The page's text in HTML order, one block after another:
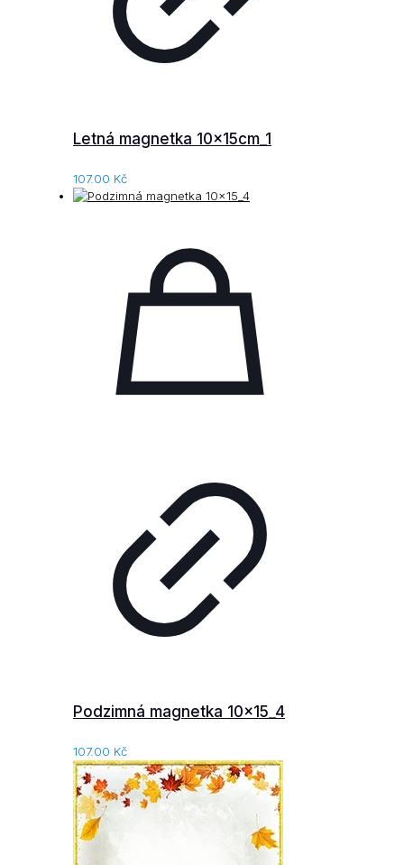
Letná magnetka 10x15cm_1
107.00 Kč
Podzimná magnetka 10x15_4
107.00 Kč